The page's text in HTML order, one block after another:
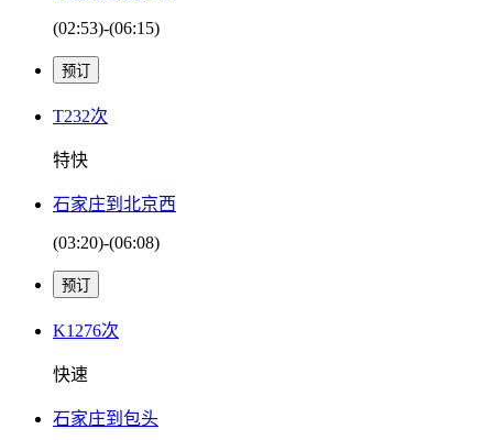
(02:53)-(06:15)
T232次
特快
石家庄到北京西
(03:20)-(06:08)
K1276次
快速
石家庄到包头